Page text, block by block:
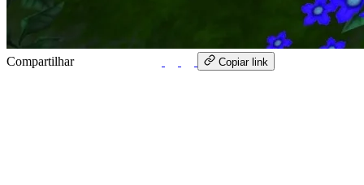
Compartilhar Copiar link